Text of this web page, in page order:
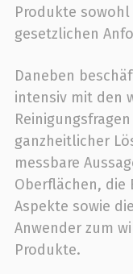
Produkte
gesetzlichen
Daneben
intensiv mit den
ganzheitlicher
messbare
Oberflächen,
Aspekte sowie
Anwender zum
Produkte.